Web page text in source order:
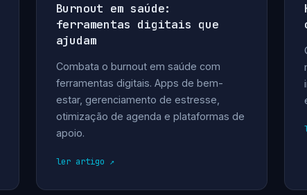
Burnout em saúde:
ferramentas digitais que
ajudam
Combata o burnout em saúde com
ferramentas digitais. Apps de bem-
estar, gerenciamento de estresse,
otimização de agenda e plataformas de
apoio.
ler artigo